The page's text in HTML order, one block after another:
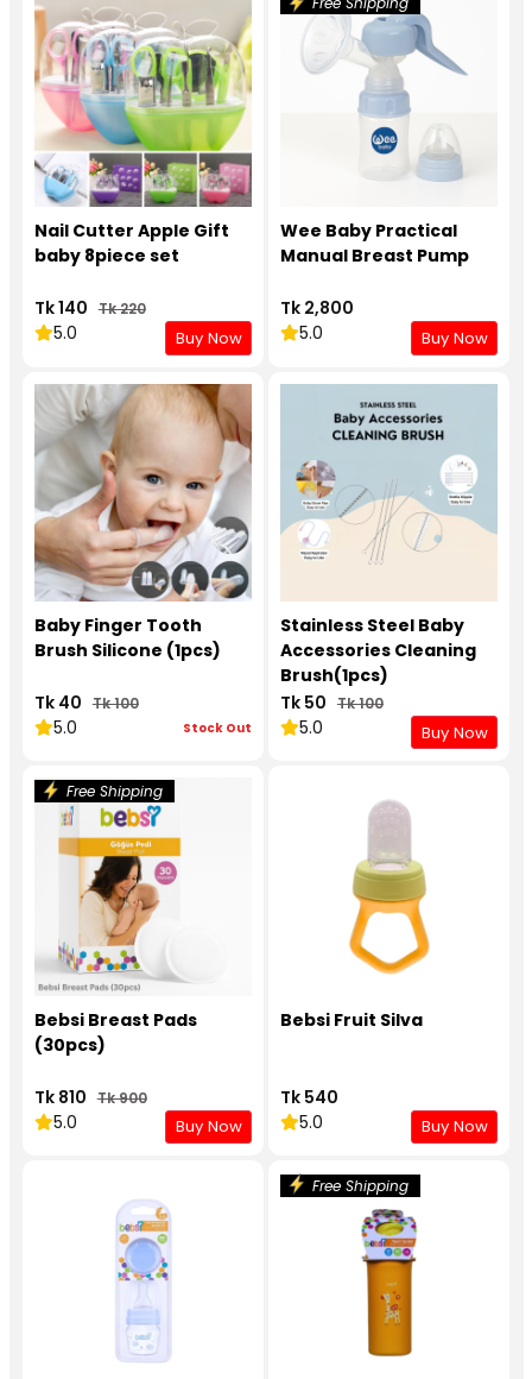
Nail Cutter Apple Gift
baby 8piece set
Tk 140 Tk 220
5.0 Buy Now
Wee Baby Practical
Manual Breast Pump
Tk 2,800
5.0
Buy Now
Baby Finger Tooth
Brush Silicone (1pcs)
Tk 40 Tk 100
5.0 Stock Out
Stainless Steel Baby
Accessories Cleaning
Brush(1pcs)
Tk 50 Tk 100
5.0 Buy Now
Free Shipping
Bebsi Breast Pads
(30pcs)
Tk 810 Tk 900
5.0 Buy Now
Bebsi Fruit Silva
Tk 540
5.0
Buy Now
Free Shipping